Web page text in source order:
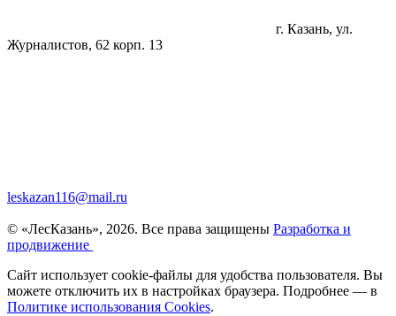
г. Казань, ул.
Журналистов, 62 корп. 13
leskazan116@mail.ru
© «ЛесКазань», 2026. Все права защищены Разработка и
продвижение
Сайт использует cookie-файлы для удобства пользователя. Вы
можете отключить их в настройках браузера. Подробнее — в
Политике использования Cookies.